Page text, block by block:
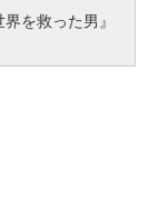
を救った男』